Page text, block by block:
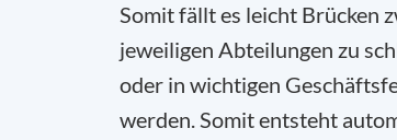
Somit fällt es leicht Brücken
jeweiligen Abteilungen zu
oder in wichtigen
werden. Somit entsteht